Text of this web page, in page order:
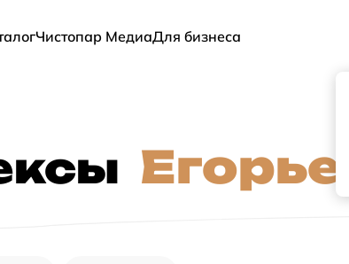
Чистопар МедиаДля бизнеса